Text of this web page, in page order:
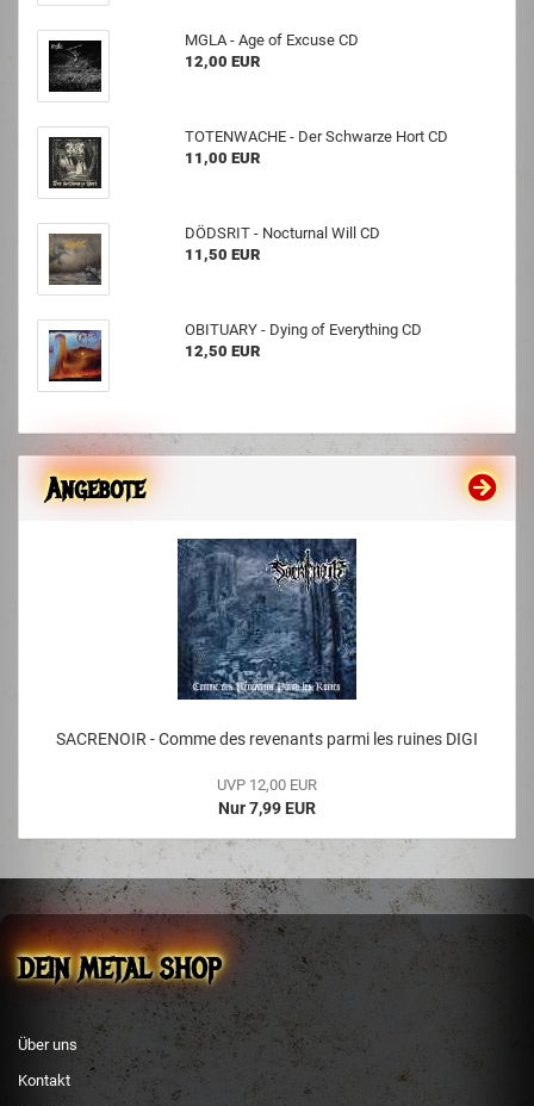
MGLA - Age of Excuse CD
12,00 EUR
TOTENWACHE - Der Schwarze Hort CD
11,00 EUR
DÖDSRIT - Nocturnal Will CD
11,50 EUR
OBITUARY - Dying of Everything CD
12,50 EUR
Angebote
SACRENOIR - Comme des revenants parmi les ruines DIGI
UVP 12,00 EUR
Nur 7,99 EUR
DEIN METAL SHOP
Über uns
Kontakt